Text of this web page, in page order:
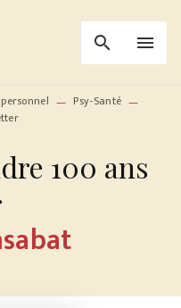
search menu
— Psy-Santé —
100 ans